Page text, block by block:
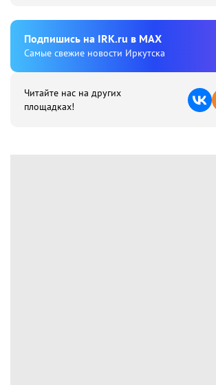
Подпишиcь на IRK.ru в MAX
Cамые свежие новости Иркутска
Читайте нас на других
площадках!